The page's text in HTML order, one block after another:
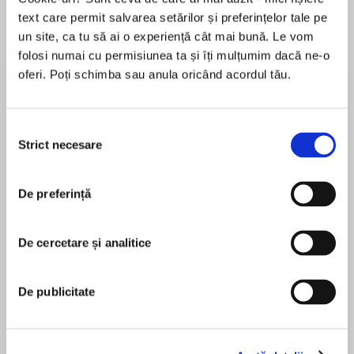
text care permit salvarea setărilor și preferințelor tale pe
un site, ca tu să ai o experiență cât mai bună. Le vom
folosi numai cu permisiunea ta și îți mulțumim dacă ne-o
oferi. Poți schimba sau anula oricând acordul tău.
consimțământului
Strict necesare
De preferință
De cercetare și analitice
De publicitate
Desprecarte
pals … [A] long-awaited, must read book’
SUNDAY TIMES
has surpassed them all. Her much-awaited
book is the best and most important on modern
A chilling and revelatory expose of the KGB’s
MAI MULT